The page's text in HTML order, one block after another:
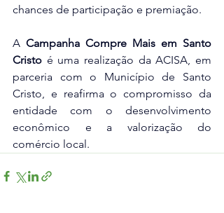
chances de participação e premiação.
A Campanha Compre Mais em Santo
Cristo é uma realização da ACISA, em
parceria com o Município de Santo
Cristo, e reafirma o compromisso da
entidade com o desenvolvimento
econômico e a valorização do
comércio local.